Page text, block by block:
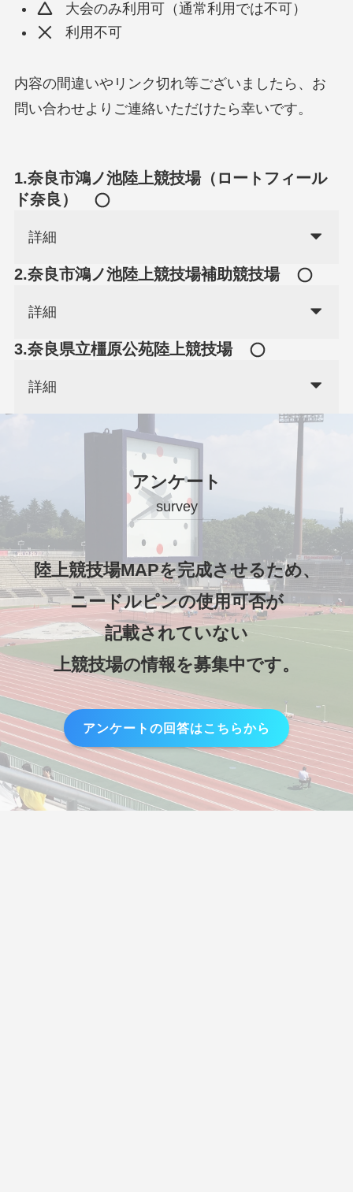
大会のみ利用可（通常利用では不可）
利用不可
内容の間違いやリンク切れ等ございましたら、お
問い合わせよりご連絡いただけたら幸いです。
1.奈良市鴻ノ池陸上競技場（ロートフィール
ド奈良）
詳細
2.奈良市鴻ノ池陸上競技場補助競技場
詳細
3.奈良県立橿原公苑陸上競技場
詳細
アンケート
survey
陸上競技場MAPを完成させるため、
ニードルピンの使用可否が
記載されていない
上競技場の情報を募集中です。
アンケートの回答はこちらから